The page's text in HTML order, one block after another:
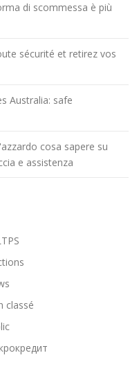
di scommessa è più
sécurité et retirez vos
Australia: safe
cosa sapere su
e assistenza
classé